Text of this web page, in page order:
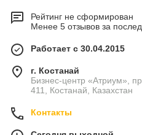
Рейтинг не сформирован
Менее 5 отзывов за
Работает с 30.04.2015
г. Костанай
Бизнес-центр «Атриум»,
411, Костанай, Казахстан
Контакты